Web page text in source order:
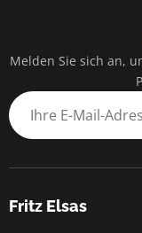
Melden Sie sich an,
Fritz Elsas